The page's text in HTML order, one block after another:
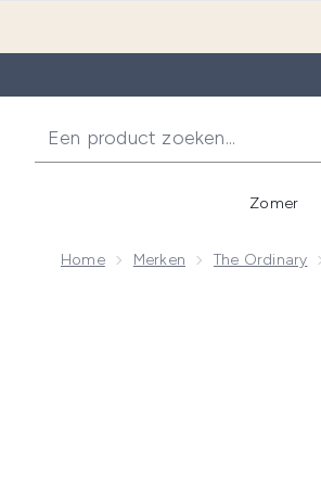
Zomer
Home Merken The Ordinary